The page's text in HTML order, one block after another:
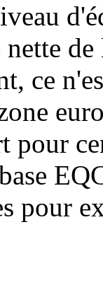
ce
pour